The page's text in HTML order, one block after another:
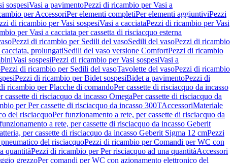
sospesiVasi a pavimentoPezzi di ricambio per Vasi a
per AccessoriPer elementi completiPer elementi aggiuntiviPezzi
di ricambio per Vasi sospesiVasi a cacciataPezzi di ricambio per Vasi
per Vasi a cacciata per cassetta di risciacquo esterna
Pezzi di ricambio per Sedili del vasoSedili del vasoPezzi di ricambio
prolungatiSedili del vaso versione ComfortPezzi di ricambio
Vasi sospesiPezzi di ricambio per Vasi sospesiVasi a
Pezzi di ricambio per Sedili del vasoTavolette del vasoPezzi di ricambio
Pezzi di ricambio per Bidet sospesiBidet a pavimentoPezzi di
ricambio per Placche di comandoPer cassette di risciacquo da incasso
cassette di risciacquo da incasso OmegaPer cassette di risciacquo da
per Per cassette di risciacquo da incasso 300TAccessoriMateriale
del risciacquoPer funzionamento a rete, per cassette di risciacquo da
a rete, per cassette di risciacquo da incasso Geberit
per cassette di risciacquo da incasso Geberit Sigma 12 cmPezzi
del risciacquoPezzi di ricambio per Comandi per WC con
quantitàPezzi di ricambio per Per risciacquo ad una quantitàAccessori
grezzoPer comandi per WC con azionamento elettronico del